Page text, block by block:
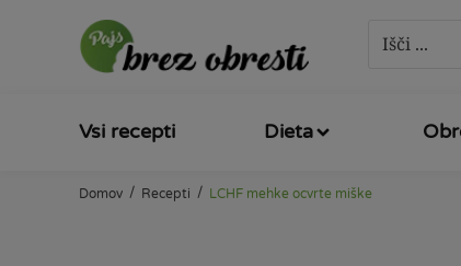
Vsi recepti Dieta
Domov / Recepti / LCHF mehke ocvrte miške